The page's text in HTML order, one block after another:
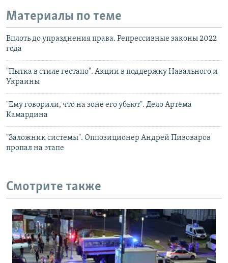
Материалы по теме
Вплоть до упразднения права. Репрессивные законы 2022
года
"Пытка в стиле гестапо". Акции в поддержку Навального и
Украины
"Ему говорили, что на зоне его убьют". Дело Артёма
Камардина
"Заложник системы". Оппозиционер Андрей Пивоваров
пропал на этапе
Смотрите также